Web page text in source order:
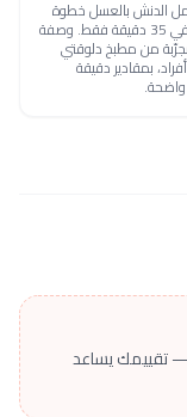
الدنش بالعسل خطوة
بخطوة وفي 35 دقيقة فقط. وصفة
من مطبخ دلوقتي
تكفي 4 أفراد، بمقادير دقيقة
— تقييمك يساعد